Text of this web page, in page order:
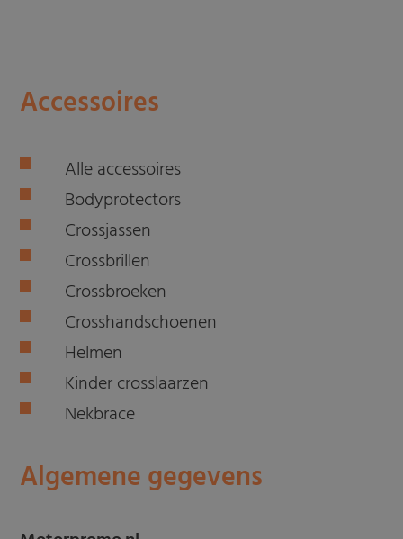
Accessoires
Alle accessoires
Bodyprotectors
Crossjassen
Crossbrillen
Crossbroeken
Crosshandschoenen
Helmen
Kinder crosslaarzen
Nekbrace
Algemene gegevens